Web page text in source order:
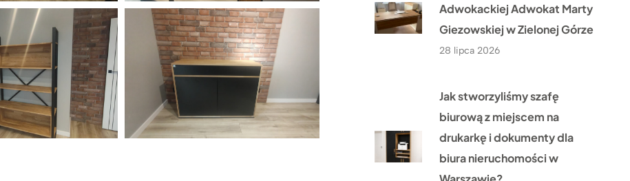
Adwokackiej Adwokat Marty
Giezowskiej w Zielonej Górze
28 lipca 2026
Jak stworzyliśmy szafę
biurową z miejscem na
drukarkę i dokumenty dla
biura nieruchomości w